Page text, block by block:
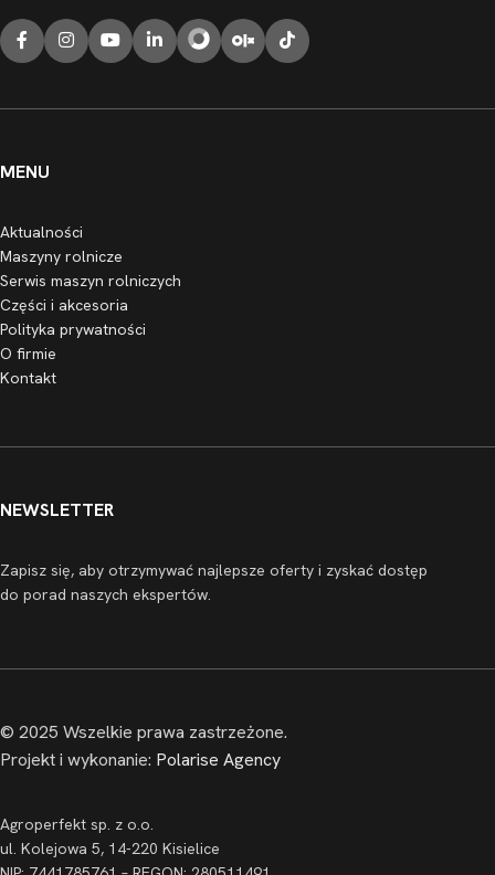
MENU
Aktualności
Maszyny rolnicze
Serwis maszyn rolniczych
Części i akcesoria
Polityka prywatności
O firmie
Kontakt
NEWSLETTER
Zapisz się, aby otrzymywać najlepsze oferty i zyskać dostęp
do porad naszych ekspertów.
© 2025 Wszelkie prawa zastrzeżone.
Projekt i wykonanie: Polarise Agency
Agroperfekt sp. z o.o.
ul. Kolejowa 5, 14-220 Kisielice